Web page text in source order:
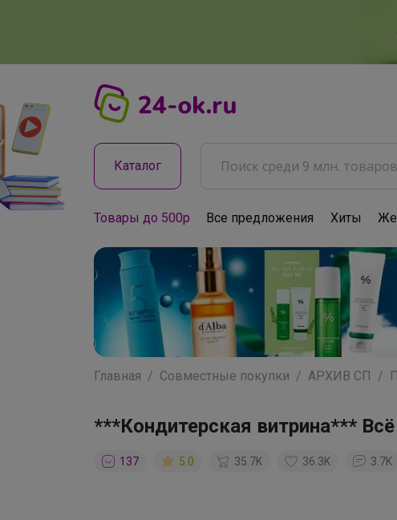
Каталог
Товары до 500р Все предложения Хиты
Главная Совместные покупки АРХИВ СП
***Кондитерская витрина***
137 5.0 35.7K 36.3K 3.7K